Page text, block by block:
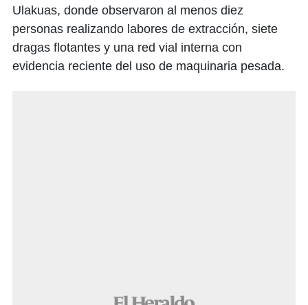
Ulakuas, donde observaron al menos diez
personas realizando labores de extracción, siete
dragas flotantes y una red vial interna con
evidencia reciente del uso de maquinaria pesada.